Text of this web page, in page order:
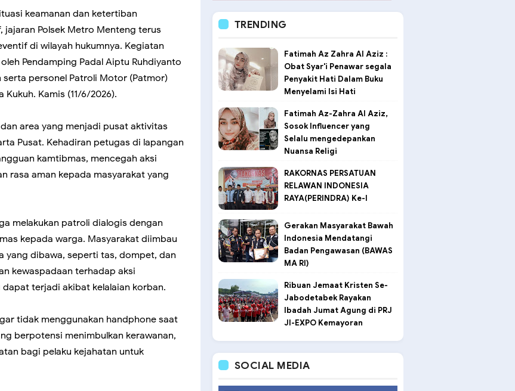
keamanan dan ketertiban
jajaran Polsek Metro Menteng terus
di wilayah hukumnya. Kegiatan
Pendamping Padal Aiptu Ruhdiyanto
personel Patroli Motor (Patmor)
Kamis (11/6/2026).
area yang menjadi pusat aktivitas
Pusat. Kehadiran petugas di lapangan
kamtibmas, mencegah aksi
rasa aman kepada masyarakat yang
melakukan patroli dialogis dengan
kepada warga. Masyarakat diimbau
yang dibawa, seperti tas, dompet, dan
kewaspadaan terhadap aksi
terjadi akibat kelalaian korban.
tidak menggunakan handphone saat
berpotensi menimbulkan kerawanan,
bagi pelaku kejahatan untuk
TRENDING
Fatimah Az Zahra Al Aziz :
Obat Syar'i Penawar segala
Penyakit Hati Dalam Buku
Menyelami Isi Hati
Fatimah Az-Zahra Al Aziz,
Sosok Influencer yang
Selalu mengedepankan
Nuansa Religi
RAKORNAS PERSATUAN
RELAWAN INDONESIA
RAYA(PERINDRA) Ke-I
Gerakan Masyarakat Bawah
Indonesia Mendatangi
Badan Pengawasan (BAWAS
MA RI)
Ribuan Jemaat Kristen Se-
Jabodetabek Rayakan
Ibadah Jumat Agung di PRJ
JI-EXPO Kemayoran
SOCIAL MEDIA